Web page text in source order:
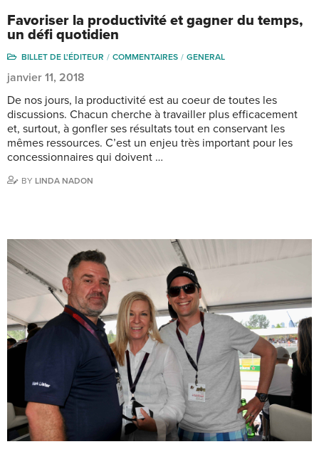
Favoriser la productivité et gagner du temps,
un défi quotidien
BILLET DE L'ÉDITEUR COMMENTAIRES GENERAL
janvier 11, 2018
De nos jours, la productivité est au coeur de toutes les
discussions. Chacun cherche à travailler plus efficacement
et, surtout, à gonfler ses résultats tout en conservant les
mêmes ressources. C’est un enjeu très important pour les
concessionnaires qui doivent …
BY LINDA NADON